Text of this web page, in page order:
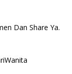
Dan Share Ya.